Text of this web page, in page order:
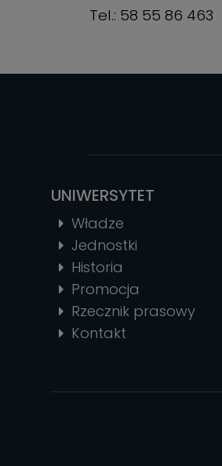
Tel.: 58 55 86 463
UNIWERSYTET
Władze
Jednostki
Historia
Promocja
Rzecznik prasowy
Kontakt